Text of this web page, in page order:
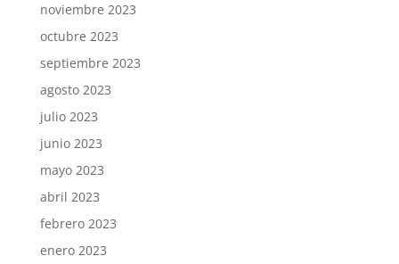
noviembre 2023
octubre 2023
septiembre 2023
agosto 2023
julio 2023
junio 2023
mayo 2023
abril 2023
febrero 2023
enero 2023